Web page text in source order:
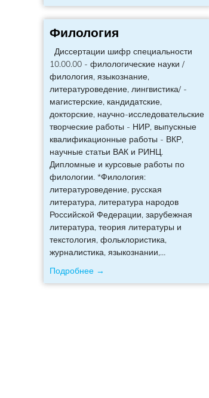
Филология
Диссертации шифр специальности
10.00.00 - филологические науки /
филология, языкознание,
литературоведение, лингвистика/ -
магистерские, кандидатские,
докторские, научно-исследовательские
творческие работы - НИР, выпускные
квалификационные работы - ВКР,
научные статьи ВАК и РИНЦ.
Дипломные и курсовые работы по
филологии. *Филология:
литературоведение, русская
литература, литература народов
Российской Федерации, зарубежная
литература, теория литературы и
текстология, фольклористика,
журналистика, языкознании,…
Подробнее →